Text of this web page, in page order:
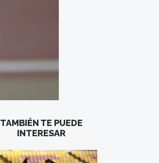
TAMBIÉN TE PUEDE
INTERESAR